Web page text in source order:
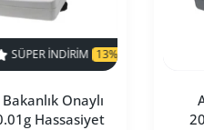
KAPALI ZAMAN SINIRLI!
Onaylı
Hassasiyet